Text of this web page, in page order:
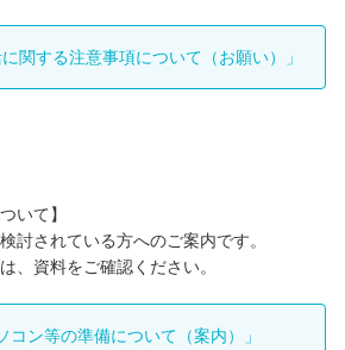
関する注意事項について（お願い）」
いて】
討されている方へのご案内です。
、資料をご確認ください。
コン等の準備について（案内）」